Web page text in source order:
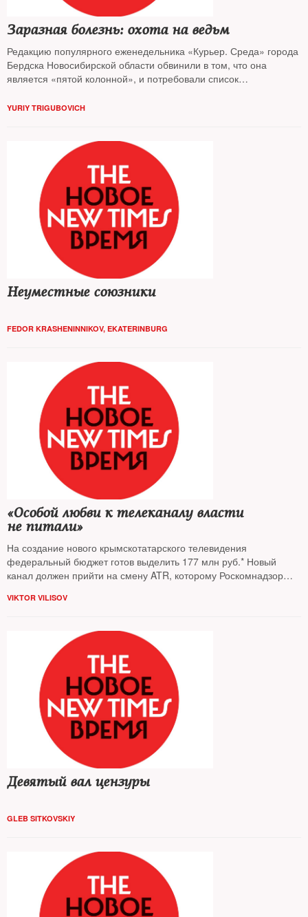
Заразная болезнь: охота на ведьм
Редакцию популярного еженедельника «Курьер. Среда» города
Бердска Новосибирской области обвинили в том, что она
является «пятой колонной», и потребовали список
начиная с 2000 года. Как далеко зашла охота на ведьм и что
YURIY TRIGUBOVICH
Неуместные союзники
FEDOR KRASHENINNIKOV, EKATERINBURG
«Особой любви к телеканалу власти
не питали»
На создание нового крымскотатарского телевидения
федеральный бюджет готов выделить 177 млн руб.* Новый
канал должен прийти на смену ATR, которому Роскомнадзор
не пришелся ко двору новой власти — The New Times
VIKTOR VILISOV
Девятый вал цензуры
GLEB SITKOVSKIY